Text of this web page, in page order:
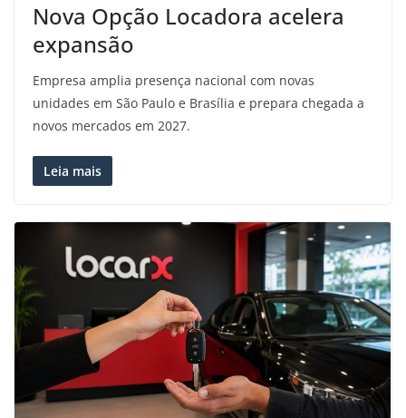
Nova Opção Locadora acelera
expansão
Empresa amplia presença nacional com novas
unidades em São Paulo e Brasília e prepara chegada a
novos mercados em 2027.
Leia mais